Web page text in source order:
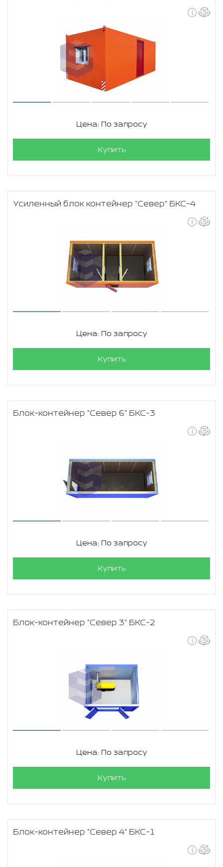
Цена: По запросу
Купить
Усиленный блок контейнер "Север" БКС-4
Цена: По запросу
Купить
Блок-контейнер "Север 6" БКС-3
Цена: По запросу
Купить
Блок-контейнер "Север 3" БКС-2
Цена: По запросу
Купить
Блок-контейнер "Север 4" БКС-1